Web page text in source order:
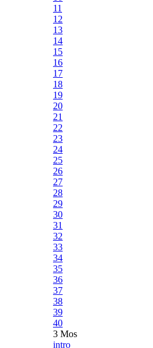
11
12
13
14
15
16
17
18
19
20
21
22
23
24
25
26
27
28
29
30
31
32
33
34
35
36
37
38
39
40
3 Mos
intro